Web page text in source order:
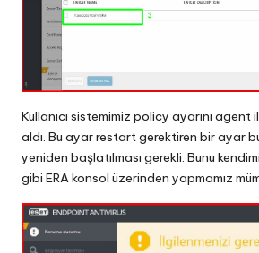
Kullanıcı sistemimiz policy ayarını agent
aldı. Bu ayar restart gerektiren bir ayar
yeniden başlatılması gerekli. Bunu
gibi ERA konsol üzerinden yapmamız